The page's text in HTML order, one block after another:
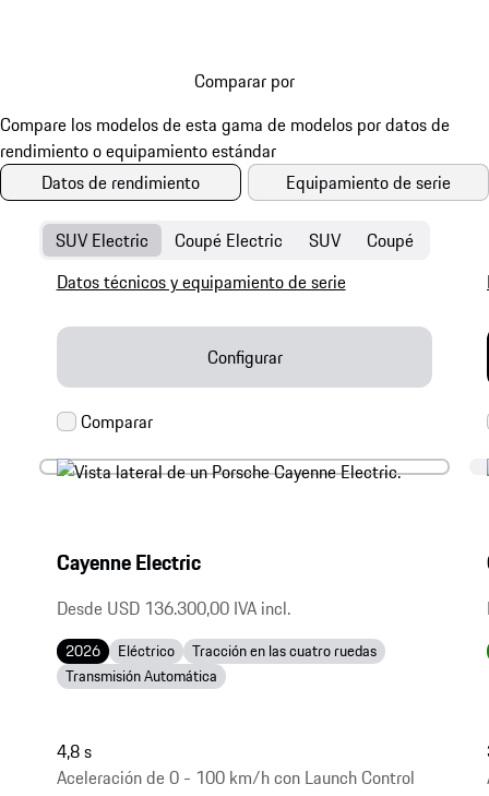
Comparar por
Datos de rendimiento Equipamiento de serie
SUV Electric Coupé Electric SUV Coupé
Cayenne Electric
Desde USD 136.300,00 IVA incl.
2026 Eléctrico
Tracción en las cuatro ruedas
Transmisión Automática
4,8 s
Aceleración de 0 - 100 km/h con Launch Control
Datos técnicos y equipamiento de serie
Configurar